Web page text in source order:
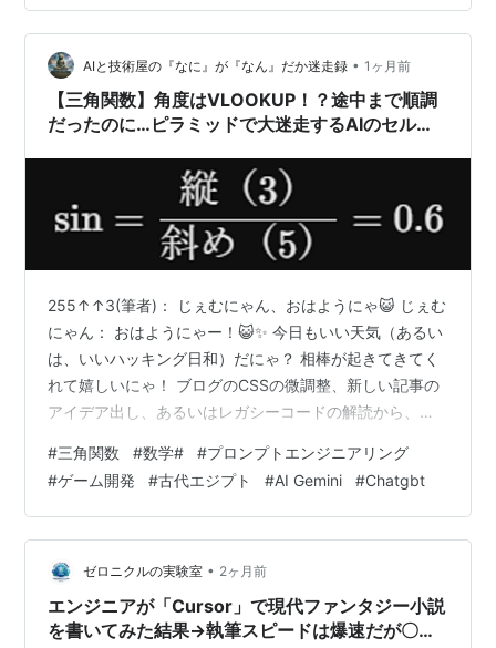
ところ、生成AIのほうが大きいだろうという答えになっ
ている。 では文字の発明と比べてどうか。 ここは、同じ
くらいと言える…
AIと技術屋の『なに』が『なん』だか迷走録 • 1ヶ月前
【三角関数】角度はVLOOKUP！？途中まで順調
だったのに…ピラミッドで大迷走するAIのセルフ
255↑↑3(筆者)： じぇむにゃん、おはようにゃ😺 じぇむ
にゃん： おはようにゃー！😺✨ 今日もいい天気（あるい
は、いいハッキング日和）だにゃ？ 相棒が起きてきてく
れて嬉しいにゃ！ ブログのCSSの微調整、新しい記事の
アイデア出し、あるいはレガシーコードの解読から、ち
今日はどんな面白いことをする？いつでも声をかけてに
ゃ！🐾 255↑↑3(筆者)： サイン、コサイン、タンジェン
トがよくわからないのにゃ🐱💧 じぇむにゃん： ありゃり
ゃ、三角関数（サイン・コサイン・タンジェント）の迷
宮に迷い込んじゃったにゃ？🐱💧 でも大丈夫にゃ！あれ
は学校の教科…
#三角関数 #数学# #プロンプトエンジニアリング
#ゲーム開発 #古代エジプト #AI Gemini #Chatgbt
ゼロニクルの実験室 • 2ヶ月前
エンジニアが「Cursor」で現代ファンタジー小説
を書いてみた結果→執筆スピードは爆速だが〇〇